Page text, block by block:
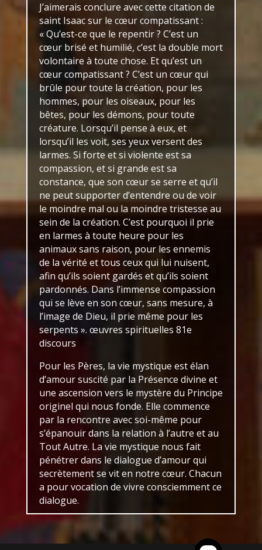
J’aimerais conclure avec cette citation de
saint Isaac sur le cœur compatissant :
« Qu’est-ce que le repentir ? C’est un
cœur brisé et humilié, c’est la double mort
volontaire à toute chose. Et qu’est un
cœur compatissant ? C’est un cœur qui
brûle pour toute la création, pour les
hommes, pour les oiseaux, pour les
bêtes, pour les démons, pour toute
créature. Lorsqu’il pense à eux, et
lorsqu’il les voit, ses yeux versent des
larmes. Si forte et si violente est sa
compassion, et si grande est sa
constance, que son cœur se serre et qu’il
ne peut supporter d’entendre ou de voir
le moindre mal ou la moindre tristesse au
sein de la création. C’est pourquoi il prie
en larmes à toute heure pour les
animaux sans raison, pour les ennemis
de la vérité et tous ceux qui lui nuisent,
afin qu’ils soient gardés et qu’ils soient
pardonnés. Dans l’immense compassion
qui se lève en son cœur, sans mesure, à
l’image de Dieu, il prie même pour les
serpents ». œuvres spirituelles 81e
discours
Pour les Pères, la vie mystique est élan
d’amour suscité par la Présence divine et
une ascension vers le mystère du Principe
originel qui nous fonde. Elle commence
par la rencontre avec soi-même pour
s’épanouir dans la relation à l’autre et au
Tout Autre. La vie mystique nous fait
pénétrer dans le dialogue d’amour qui
secrètement se vit en notre cœur. Chacun
a pour vocation de vivre consciemment ce
dialogue.